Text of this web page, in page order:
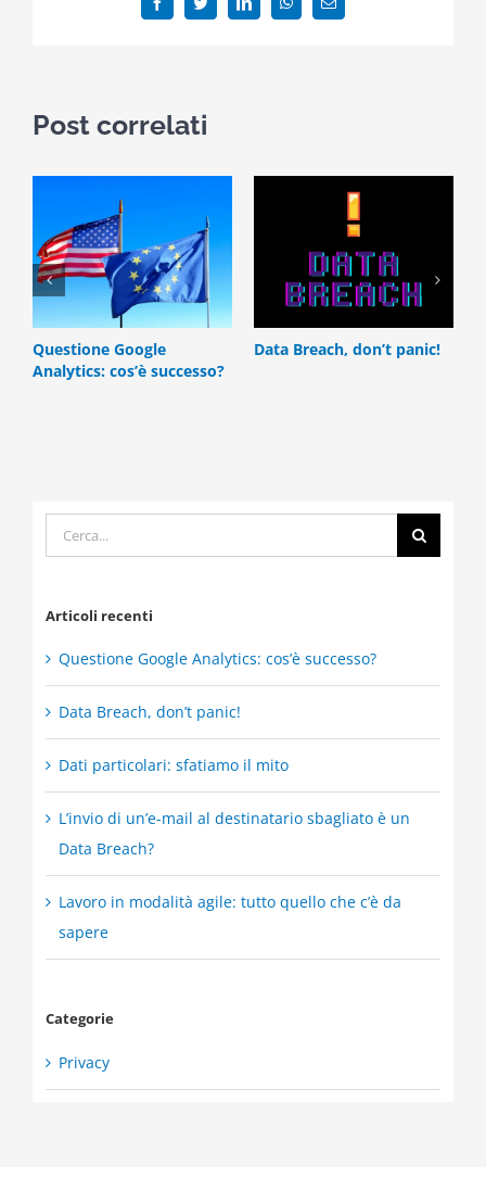
FacebookTwitterLinkedInWhatsAppEmail
Post correlati
Questione Google
Analytics: cos’è successo?
Data Breach, don’t panic!
Cerca
per:
Articoli recenti
Questione Google Analytics: cos’è successo?
Data Breach, don’t panic!
Dati particolari: sfatiamo il mito
L’invio di un’e-mail al destinatario sbagliato è un
Data Breach?
Lavoro in modalità agile: tutto quello che c’è da
sapere
Categorie
Privacy